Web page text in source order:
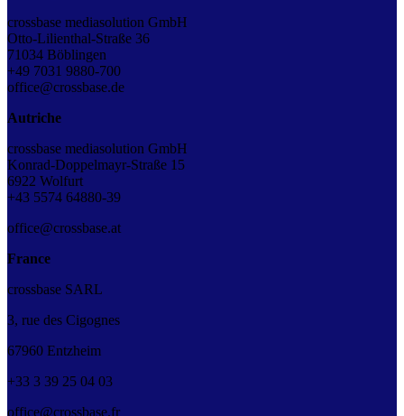
crossbase mediasolution GmbH
Otto-Lilienthal-Straße 36
71034 Böblingen
+49 7031 9880-700
office@crossbase.de
Autriche
crossbase mediasolution GmbH
Konrad-Doppelmayr-Straße 15
6922 Wolfurt
+43 5574 64880-39
office@crossbase.at
France
crossbase SARL
3, rue des Cigognes
67960 Entzheim
+33 3 39 25 04 03
office@crossbase.fr